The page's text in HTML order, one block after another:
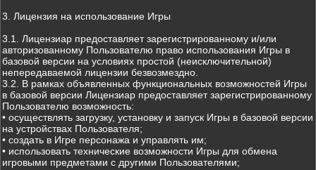
3. Лицензия на использование Игры
3.1. Лицензиар предоставляет зарегистрированному и/или
авторизованному Пользователю право использования Игры в
базовой версии на условиях простой (неисключительной)
непередаваемой лицензии безвозмездно.
3.2. В рамках объявленных функциональных возможностей Игры
в базовой версии Лицензиар предоставляет зарегистрированному
Пользователю возможность:
• осуществлять загрузку, установку и запуск Игры в базовой версии
на устройствах Пользователя;
• создать в Игре персонажа и управлять им;
• использовать технические возможности Игры для обмена
игровыми предметами с другими Пользователями;